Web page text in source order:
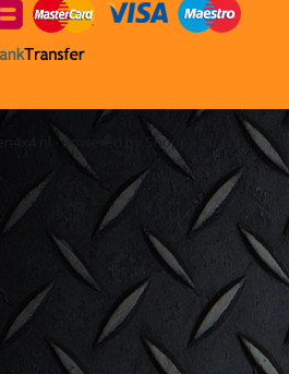
- Powered by Shoppagina.nl